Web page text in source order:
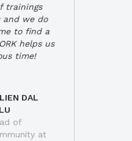
trainings
and we do
to find a
helps us
time!
DAL
of
at